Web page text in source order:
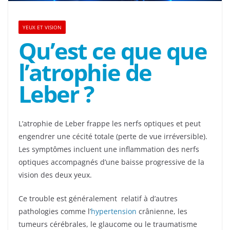
YEUX ET VISION
Qu’est ce que que
l’atrophie de
Leber ?
L’atrophie de Leber frappe les nerfs optiques et peut
engendrer une cécité totale (perte de vue irréversible).
Les symptômes incluent une inflammation des nerfs
optiques accompagnés d’une baisse progressive de la
vision des deux yeux.
Ce trouble est généralement relatif à d’autres
pathologies comme l’hypertension crânienne, les
tumeurs cérébrales, le glaucome ou le traumatisme